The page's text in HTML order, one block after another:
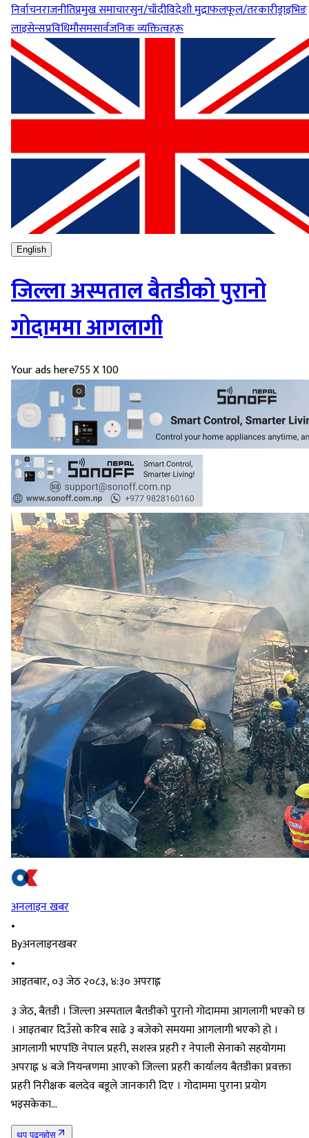
निर्वाचनराजनीतिप्रमुख समाचारसुन/चाँदीविदेशी मुद्राफलफूल/तरकारीड्राइभिङ
लाइसेन्सप्रविधिमौसमसार्वजनिक व्यक्तित्वहरू
English
जिल्ला अस्पताल बैतडीको पुरानो
गोदाममा आगलागी
Your ads here755 X 100
अनलाइन खबर
•
Byअनलाइनखबर
•
आइतबार, ०३ जेठ २०८३, ४:३० अपराह्न
३ जेठ, बैतडी । जिल्ला अस्पताल बैतडीको पुरानो गोदाममा आगलागी भएको छ
। आइतबार दिउँसो करिब साढे ३ बजेको समयमा आगलागी भएको हो ।
आगलागी भएपछि नेपाल प्रहरी, सशस्त्र प्रहरी र नेपाली सेनाको सहयोगमा
अपराह्न ४ बजे नियन्त्रणमा आएको जिल्ला प्रहरी कार्यालय बैतडीका प्रवक्ता
प्रहरी निरीक्षक बलदेव बडूले जानकारी दिए । गोदाममा पुराना प्रयोग
भइसकेका…
थप पढ्नुहोस्